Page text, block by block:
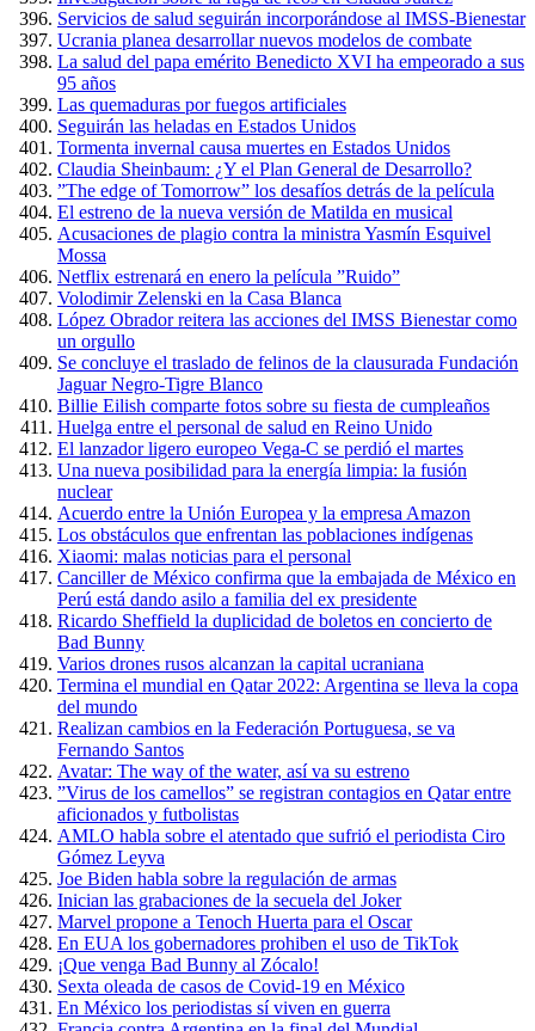
Servicios de salud seguirán incorporándose al IMSS-Bienestar
Ucrania planea desarrollar nuevos modelos de combate
La salud del papa emérito Benedicto XVI ha empeorado a sus
95 años
Las quemaduras por fuegos artificiales
Seguirán las heladas en Estados Unidos
Tormenta invernal causa muertes en Estados Unidos
Claudia Sheinbaum: ¿Y el Plan General de Desarrollo?
”The edge of Tomorrow” los desafíos detrás de la película
El estreno de la nueva versión de Matilda en musical
Acusaciones de plagio contra la ministra Yasmín Esquivel
Mossa
Netflix estrenará en enero la película ”Ruido”
Volodimir Zelenski en la Casa Blanca
López Obrador reitera las acciones del IMSS Bienestar como
un orgullo
Se concluye el traslado de felinos de la clausurada Fundación
Jaguar Negro-Tigre Blanco
Billie Eilish comparte fotos sobre su fiesta de cumpleaños
Huelga entre el personal de salud en Reino Unido
El lanzador ligero europeo Vega-C se perdió el martes
Una nueva posibilidad para la energía limpia: la fusión
nuclear
Acuerdo entre la Unión Europea y la empresa Amazon
Los obstáculos que enfrentan las poblaciones indígenas
Xiaomi: malas noticias para el personal
Canciller de México confirma que la embajada de México en
Perú está dando asilo a familia del ex presidente
Ricardo Sheffield la duplicidad de boletos en concierto de
Bad Bunny
Varios drones rusos alcanzan la capital ucraniana
Termina el mundial en Qatar 2022: Argentina se lleva la copa
del mundo
Realizan cambios en la Federación Portuguesa, se va
Fernando Santos
Avatar: The way of the water, así va su estreno
”Virus de los camellos” se registran contagios en Qatar entre
aficionados y futbolistas
AMLO habla sobre el atentado que sufrió el periodista Ciro
Gómez Leyva
Joe Biden habla sobre la regulación de armas
Inician las grabaciones de la secuela del Joker
Marvel propone a Tenoch Huerta para el Oscar
En EUA los gobernadores prohiben el uso de TikTok
¡Que venga Bad Bunny al Zócalo!
Sexta oleada de casos de Covid-19 en México
En México los periodistas sí viven en guerra